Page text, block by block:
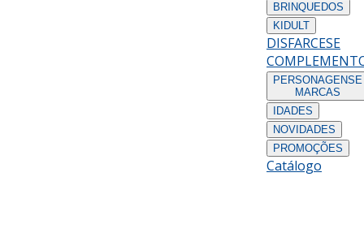
BRINQUEDOS
KIDULT
DISFARCESE
PERSONAGENS E
MARCAS
IDADES
NOVIDADES
PROMOÇÕES
Catálogo